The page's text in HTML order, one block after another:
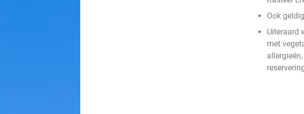
Ook
Uiteraard
met